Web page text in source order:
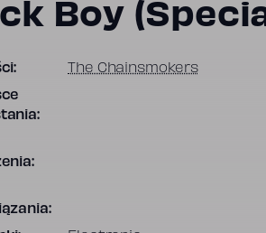
Boy
The Chainsmokers